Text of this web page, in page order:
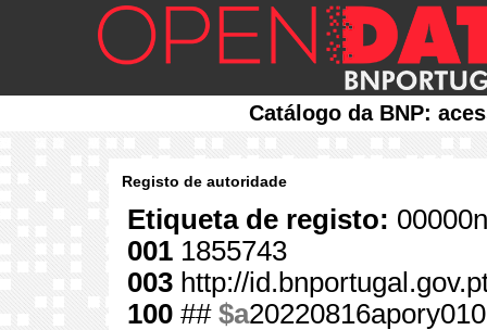
Catálogo da BNP:
Registo de autoridade
Etiqueta de registo:
001 1855743
003 http://
100 ## $a